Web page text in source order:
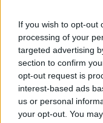
If you wish to opt-out
processing of your
targeted advertising
section to confirm
opt-out request is
interest-based ads
us or personal
your opt-out. You